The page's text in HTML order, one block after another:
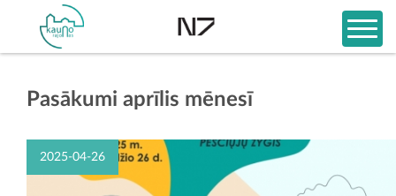
Pasākumi aprīlis mēnesī
2025-04-26